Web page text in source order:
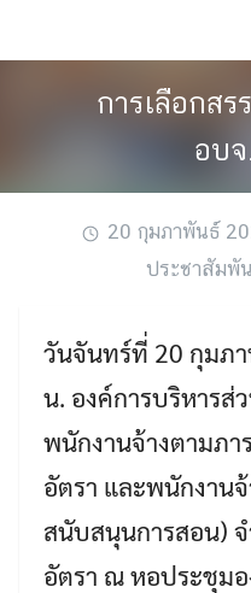
การเลือกสร
อบจ
20 กุมภาพันธ์
ประชาสัมพั
วันจันทร์ที่ 20 กุมภ
น. องค์การบริหารส่
พนักงานจ้างตามภา
อัตรา และพนักงาน
สนับสนุนการสอน)
อัตรา ณ หอประชุม